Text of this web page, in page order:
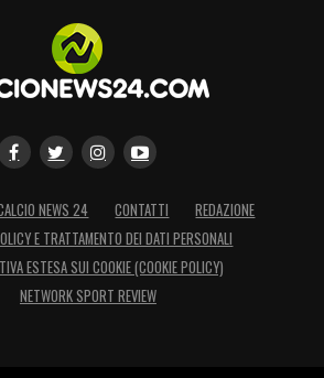
NEWS 24 CONTATTI
REDAZIONE
E TRATTAMENTO DEI DATI PERSONALI
ESTESA SUI COOKIE (COOKIE POLICY)
NETWORK SPORT REVIEW